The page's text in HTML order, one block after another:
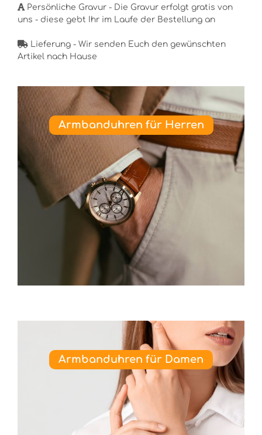
Persönliche Gravur - Die Gravur erfolgt gratis von
uns - diese gebt Ihr im Laufe der Bestellung an
Lieferung - Wir senden Euch den gewünschten
Artikel nach Hause
Armbanduhren für Herren
Armbanduhren für Damen